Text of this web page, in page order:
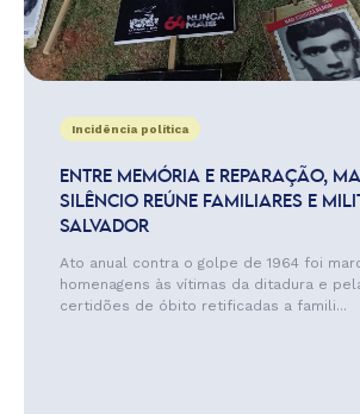
Incidência política
ENTRE MEMÓRIA E REPARAÇÃO,
SILÊNCIO REÚNE FAMILIARES E
SALVADOR
Ato anual contra o golpe de 1964 foi
homenagens às vítimas da ditadura e
certidões de óbito retificadas a famili...